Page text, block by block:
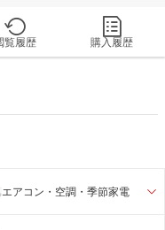
覧履歴 購入履歴
エアコン・空調・季節家電